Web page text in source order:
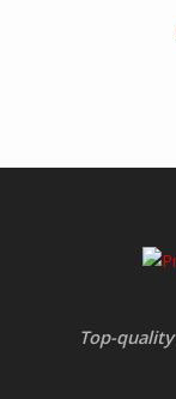
Top-